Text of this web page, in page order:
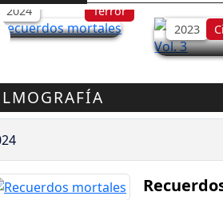
2024 Terror
2023